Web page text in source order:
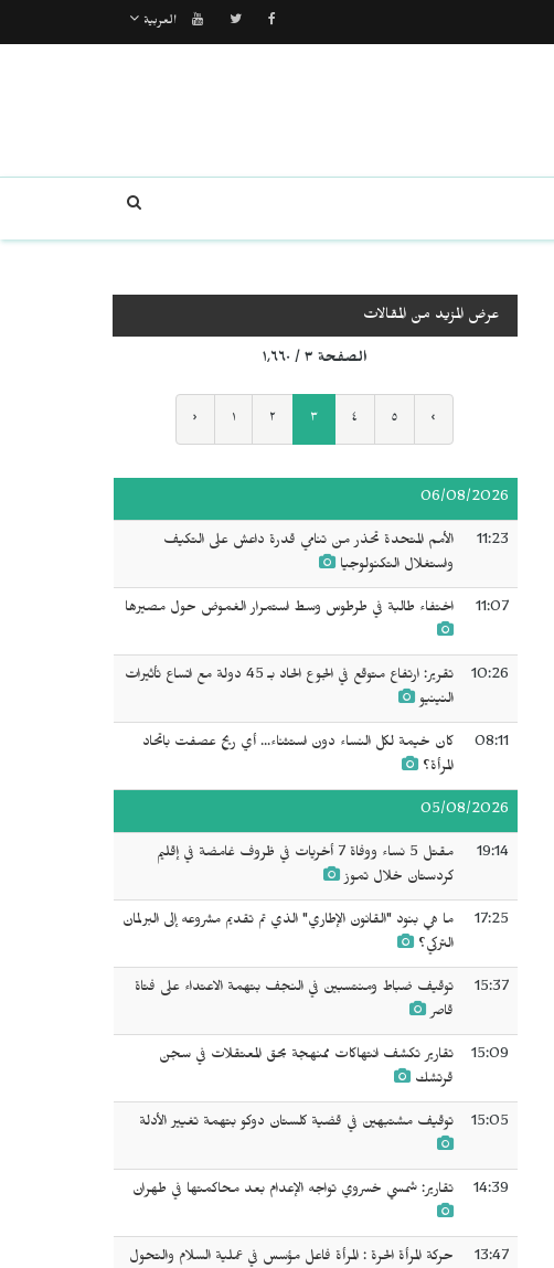
العربية
عرض المزيد من المقالات
الصفحة ٣ / ١٬٦٦٠
‹ ١ ٢ ٣ ٤ ٥ ›
06/08/2026
11:23
الأمم المتحدة تحذر من تنامي قدرة داعش على التكيف
واستغلال التكنولوجيا
11:07 اختفاء طالبة في طرطوس وسط استمرار الغموض حول مصيرها
10:26
تقرير: ارتفاع متوقع في الجوع الحاد بـ 45 دولة مع اتساع تأثيرات
النينيو
08:11
كان خيمة لكل النساء دون استثناء... أي ريح عصفت باتحاد
المرأة؟
05/08/2026
19:14
مقتل 5 نساء ووفاة 7 أخريات في ظروف غامضة في إقليم
كردستان خلال تموز
17:25
ما هي بنود "القانون الإطاري" الذي تم تقديم مشروعه إلى البرلمان
التركي؟
15:37
توقيف ضباط ومنتسبين في النجف بتهمة الاعتداء على فتاة
قاصر
15:09
تقارير تكشف انتهاكات ممنهجة بحق المعتقلات في سجن
قرتشك
15:05 توقيف مشتبهين في قضية كلستان دوكو بتهمة تغيير الأدلة
14:39 تقارير: شمسي خسروي تواجه الإعدام بعد محاكمتها في طهران
13:47
حركة المرأة الحرة : المرأة فاعل مؤسس في عملية السلام والتحول